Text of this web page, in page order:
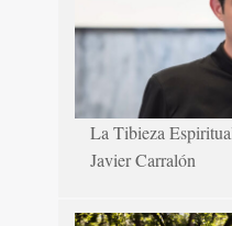
La Tibieza
Javier Carralón